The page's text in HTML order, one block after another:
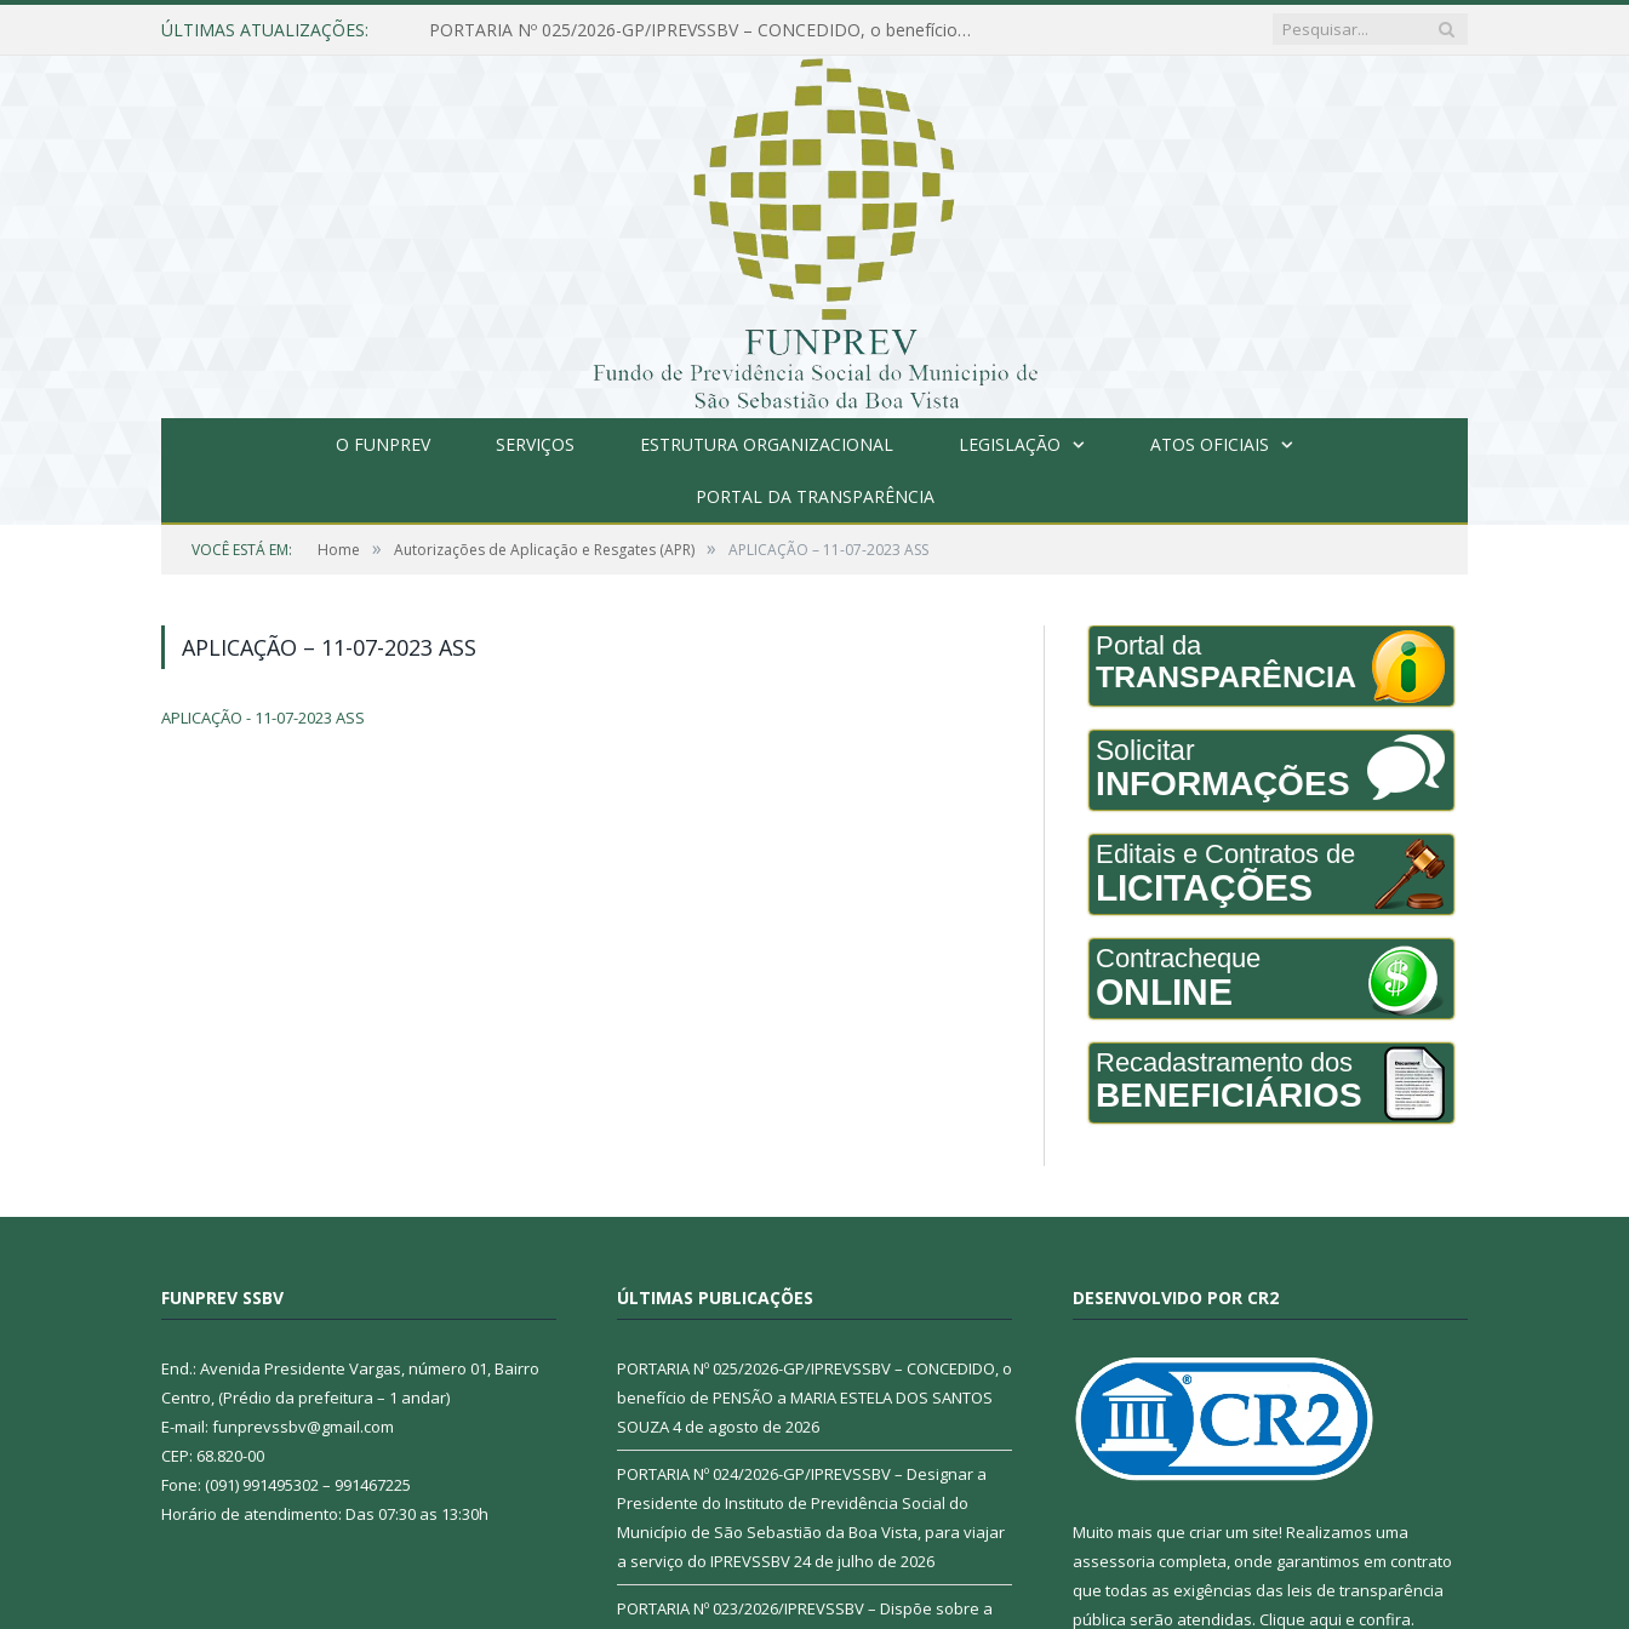
ÚLTIMAS ATUALIZAÇÕES: PORTARIA Nº 025/2026-GP/IPREVSSBV – CONCEDIDO, o benefício de PENSÃO a MARIA ESTELA DOS SANTOS SOUZA
O FUNPREV SERVIÇOS ESTRUTURA ORGANIZACIONAL LEGISLAÇÃO ATOS OFICIAIS
PORTAL DA TRANSPARÊNCIA
VOCÊ ESTÁ EM: Home » Autorizações de Aplicação e Resgates (APR) » APLICAÇÃO – 11-07-2023 ASS
APLICAÇÃO – 11-07-2023 ASS
APLICAÇÃO - 11-07-2023 ASS
Portal da
TRANSPARÊNCIA
Solicitar
INFORMAÇÕES
Editais e Contratos de
LICITAÇÕES
Contracheque
ONLINE
Recadastramento dos
BENEFICIÁRIOS
FUNPREV SSBV
End.: Avenida Presidente Vargas, número 01, Bairro
Centro, (Prédio da prefeitura – 1 andar)
E-mail: funprevssbv@gmail.com
CEP: 68.820-00
Fone: (091) 991495302 – 991467225
Horário de atendimento: Das 07:30 as 13:30h
ÚLTIMAS PUBLICAÇÕES
PORTARIA Nº 025/2026-GP/IPREVSSBV – CONCEDIDO, o
benefício de PENSÃO a MARIA ESTELA DOS SANTOS
SOUZA4 de agosto de 2026
PORTARIA Nº 024/2026-GP/IPREVSSBV – Designar a
Presidente do Instituto de Previdência Social do
Município de São Sebastião da Boa Vista, para viajar
a serviço do IPREVSSBV24 de julho de 2026
PORTARIA Nº 023/2026/IPREVSSBV – Dispõe sobre a
DESENVOLVIDO POR CR2
Muito mais que criar um site! Realizamos uma
assessoria completa, onde garantimos em contrato
que todas as exigências das leis de transparência
pública serão atendidas. Clique aqui e confira.